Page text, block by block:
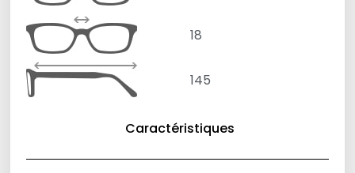
18
145
Caractéristiques